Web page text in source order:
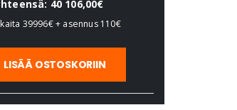
40 106,00€
39996€+ asennus 110€
LISÄÄ OSTOSKORIIN